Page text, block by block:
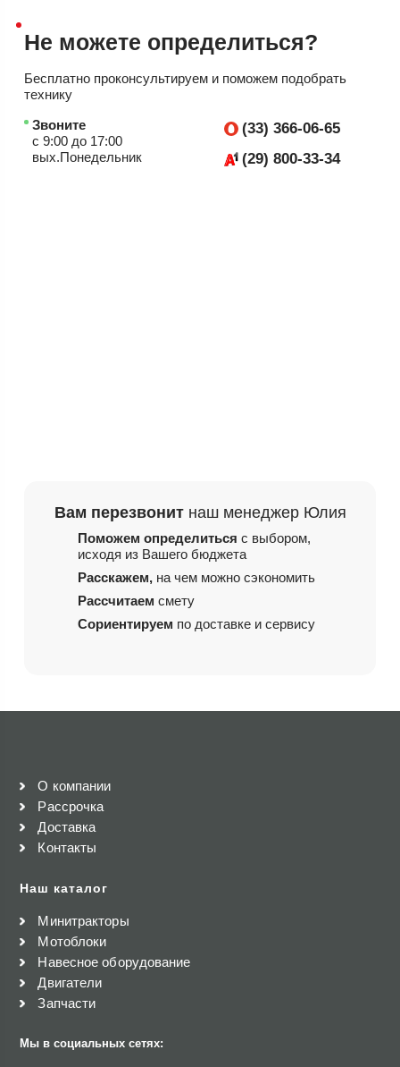
Не можете определиться?
Бесплатно проконсультируем и поможем подобрать
технику
Звоните
с 9:00 до 17:00
вых.Понедельник
(33) 366-06-65
(29) 800-33-34
Вам перезвонит наш менеджер Юлия
Поможем определитьсяс выбором,
исходя из Вашего бюджета
Расскажем, на чем можно сэкономить
Рассчитаемсмету
Сориентируем по доставке и сервису
О компании
Рассрочка
Доставка
Контакты
Наш каталог
Минитракторы
Мотоблоки
Навесное оборудование
Двигатели
Запчасти
Мы в социальных сетях: